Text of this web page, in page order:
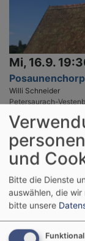
Mi, 16.9.
Willi Schneider
Petersaurach-
und
Bitte die Dienste
auswählen, die
bitte unsere
Funktional